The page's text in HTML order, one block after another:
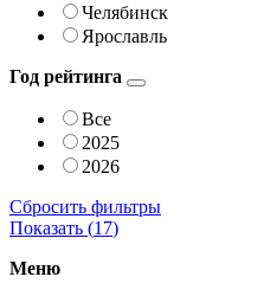
Челябинск
Ярославль
Год рейтинга
Все
2025
2026
Сбросить фильтры
Показать (17)
Меню